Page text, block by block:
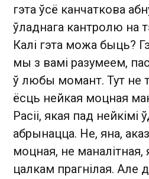
гэта ўсё канчаткова
ўладнага кантролю на
Калі гэта можа быць?
мы з вамі разумеем,
ў любы момант. Тут не
ёсць нейкая моцная
Расіі, якая пад нейкімі
абрынацца. Не, яна,
моцная, не маналітная,
цалкам прагнілая. Але